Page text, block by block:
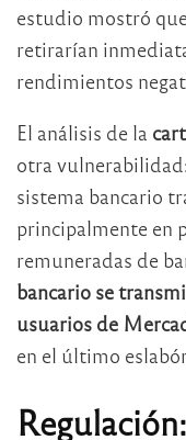
estudio mostró
retirarían
rendimientos
El análisis de la
otra
sistema bancario
principalmente en
remuneradas de
bancario se
usuarios de
en el último